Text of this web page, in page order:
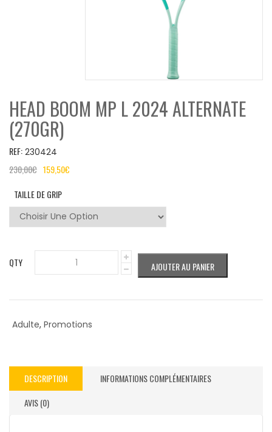
HEAD BOOM MP L 2024 ALTERNATE
(270GR)
REF: 230424
230,00€ 159,50€
TAILLE DE GRIP
QTY AJOUTER AU PANIER
Adulte, Promotions
DESCRIPTION
INFORMATIONS COMPLÉMENTAIRES
AVIS (0)